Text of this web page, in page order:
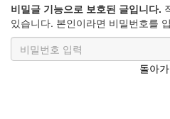
비밀글 기능으로 보호된 글입니다.
있습니다. 본인이라면 비밀번호를
돌아